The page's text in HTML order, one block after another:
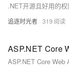
.NET开源且好用的
追逐时光者 319
ASP.NET Core Web